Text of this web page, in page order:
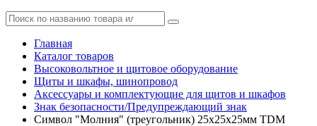
Главная
Каталог товаров
Высоковольтное и щитовое оборудование
Щиты и шкафы, шинопровод
Аксессуары и комплектующие для щитов и шкафов
Знак безопасности/Предупреждающий знак
Символ "Молния" (треугольник) 25х25х25мм TDM